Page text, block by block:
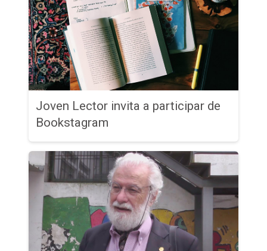
Joven Lector invita a participar de
Bookstagram